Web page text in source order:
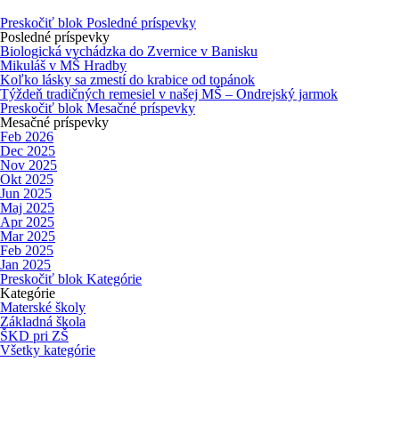
Preskočiť blok Posledné príspevky
Posledné príspevky
Biologická vychádzka do Zvernice v Banisku
Mikuláš v MŠ Hradby
Koľko lásky sa zmestí do krabice od topánok
Týždeň tradičných remesiel v našej MŠ – Ondrejský jarmok
Preskočiť blok Mesačné príspevky
Mesačné príspevky
Feb 2026
Dec 2025
Nov 2025
Okt 2025
Jun 2025
Maj 2025
Apr 2025
Mar 2025
Feb 2025
Jan 2025
Preskočiť blok Kategórie
Kategórie
Materské školy
Základná škola
ŠKD pri ZŠ
Všetky kategórie